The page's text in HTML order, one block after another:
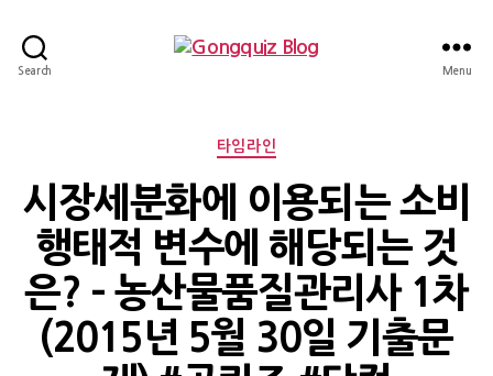
Search Menu
Categories
타임라인
시장세분화에 이용되는 소비
행태적 변수에 해당되는 것
은? – 농산물품질관리사 1차
(2015년 5월 30일 기출문